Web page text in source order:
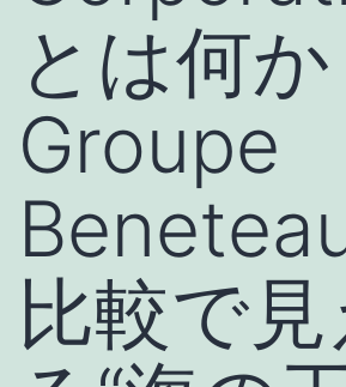
とは何か
Groupe
比較で見